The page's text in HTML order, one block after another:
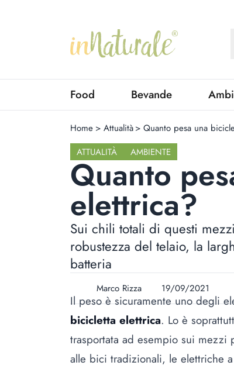
Food Bevande
Home > Attualità > Quanto pesa una
ATTUALITÀ
AMBIENTE
Quanto
elettrica?
Sui chili totali di questi
robustezza del telaio, la
batteria
Marco Rizza 19/09/2021
Il peso è sicuramente uno degli
bicicletta elettrica. Lo è
trasportata ad esempio sui
alle bici tradizionali, le elettriche